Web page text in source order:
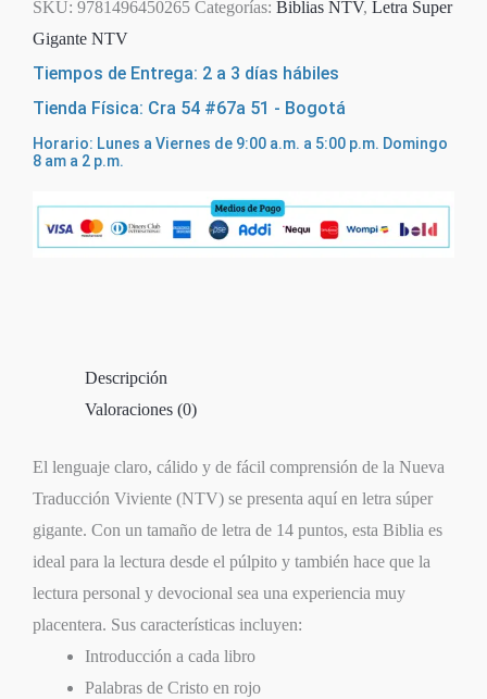
SKU: 9781496450265 Categorías: Biblias NTV, Letra Super
Gigante NTV
Tiempos de Entrega: 2 a 3 días hábiles
Tienda Física: Cra 54 #67a 51 - Bogotá
Horario: Lunes a Viernes de 9:00 a.m. a 5:00 p.m. Domingo
8 am a 2 p.m.
Descripción
Valoraciones (0)
El lenguaje claro, cálido y de fácil comprensión de la Nueva
Traducción Viviente (NTV) se presenta aquí en letra súper
gigante. Con un tamaño de letra de 14 puntos, esta Biblia es
ideal para la lectura desde el púlpito y también hace que la
lectura personal y devocional sea una experiencia muy
placentera. Sus características incluyen:
Introducción a cada libro
Palabras de Cristo en rojo